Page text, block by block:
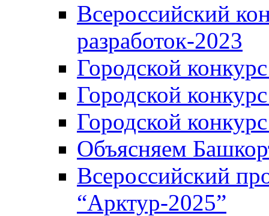
Всероссийский
разработок-2023
Городской
Городской
Городской
Объясняем
Всероссийский
“Арктур-2025”